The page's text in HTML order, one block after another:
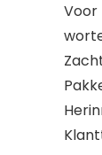
Voor